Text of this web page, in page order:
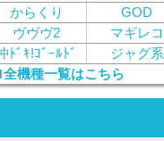
からくり
GOD
ヴヴヴ2
マギレコ
ﾄﾞｷ!ｺﾞｰﾙﾄﾞ
ジャグ系
全機種一覧はこちら